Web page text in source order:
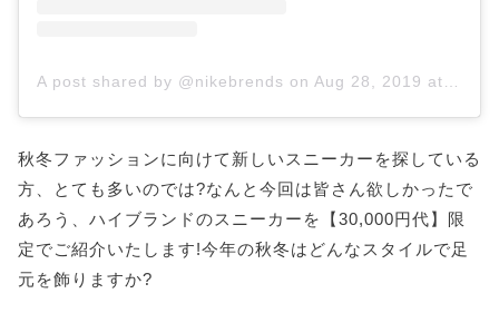
A post shared by @nikebrends on Aug 28, 2019 at 6:00pm PDT
秋冬ファッションに向けて新しいスニーカーを探している
方、とても多いのでは?なんと今回は皆さん欲しかったで
あろう、ハイブランドのスニーカーを【30,000円代】限
定でご紹介いたします!今年の秋冬はどんなスタイルで足
元を飾りますか?